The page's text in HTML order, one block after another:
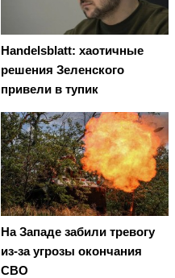
Handelsblatt: хаотичные
решения Зеленского
привели в тупик
На Западе забили тревогу
из-за угрозы окончания
СВО